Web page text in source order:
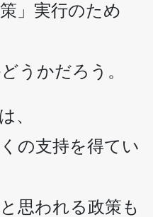
」実行のため
うかだろう。
、
の支持を得てい
思われる政策も